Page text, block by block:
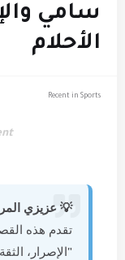
سامي
الأحلام
Recent in Sports
💡 عزيزي
تقدم هذه
"الإصرار،